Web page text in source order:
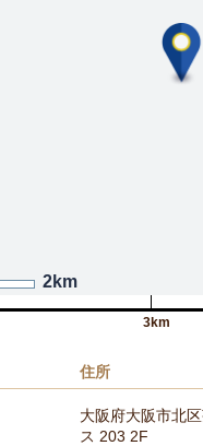
2km
3km
住所
大阪府大阪市北
ス 203 2F